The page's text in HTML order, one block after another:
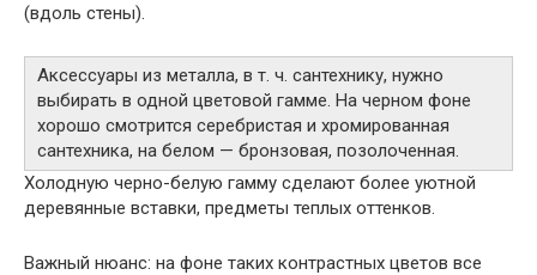
(вдоль стены).
Аксессуары из металла, в т. ч. сантехнику, нужно
выбирать в одной цветовой гамме. На черном фоне
хорошо смотрится серебристая и хромированная
сантехника, на белом — бронзовая, позолоченная.
Холодную черно-белую гамму сделают более уютной
деревянные вставки, предметы теплых оттенков.
Важный нюанс: на фоне таких контрастных цветов все